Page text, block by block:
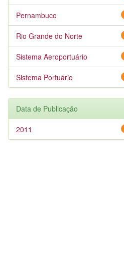
Pernambuco
Rio Grande do Norte
Sistema Aeroportuário
Sistema Portuário
Data de Publicação
2011